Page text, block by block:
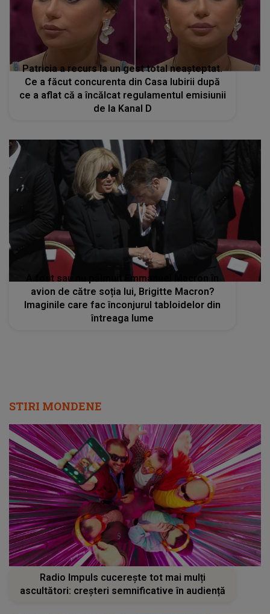
Patricia a recurs la un gest total neașteptat.
Ce a făcut concurenta din Casa Iubirii după
ce a aflat că a încălcat regulamentul emisiunii
de la Kanal D
A fost sau nu pălmuit Emmanuel Macron în
avion de către soția lui, Brigitte Macron?
Imaginile care fac înconjurul tabloidelor din
întreaga lume
STIRI MONDENE
Radio Impuls cucerește tot mai mulți
ascultători: creșteri semnificative în audiență